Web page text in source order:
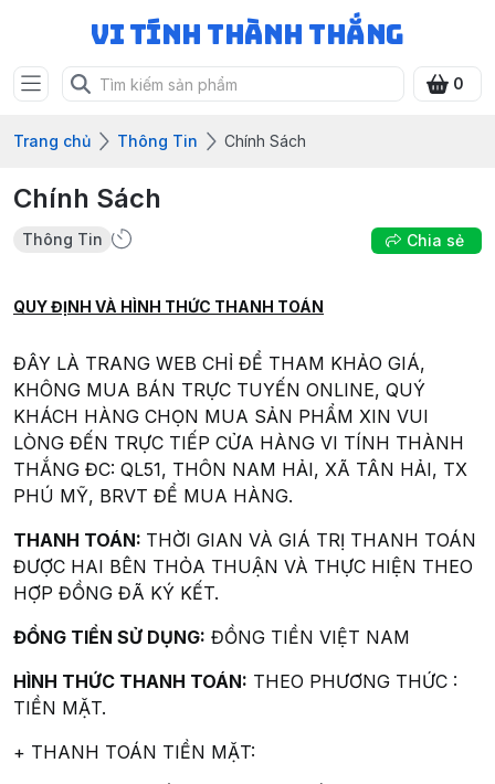
Vi Tính Thành Thắng
0
Trang chủ Thông Tin Chính Sách
Chính Sách
Thông Tin Chia sẻ
QUY ĐỊNH VÀ HÌNH THỨC THANH TOÁN
ĐÂY LÀ TRANG WEB CHỈ ĐỂ THAM KHẢO GIÁ,
KHÔNG MUA BÁN TRỰC TUYẾN ONLINE, QUÝ
KHÁCH HÀNG CHỌN MUA SẢN PHẨM XIN VUI
LÒNG ĐẾN TRỰC TIẾP CỬA HÀNG VI TÍNH THÀNH
THẮNG ĐC: QL51, THÔN NAM HẢI, XÃ TÂN HẢI, TX
PHÚ MỸ, BRVT ĐỂ MUA HÀNG.
THANH TOÁN: THỜI GIAN VÀ GIÁ TRỊ THANH TOÁN
ĐƯỢC HAI BÊN THỎA THUẬN VÀ THỰC HIỆN THEO
HỢP ĐỒNG ĐÃ KÝ KẾT.
ĐỒNG TIỀN SỬ DỤNG: ĐỒNG TIỀN VIỆT NAM
HÌNH THỨC THANH TOÁN: THEO PHƯƠNG THỨC :
TIỀN MẶT.
+ THANH TOÁN TIỀN MẶT: